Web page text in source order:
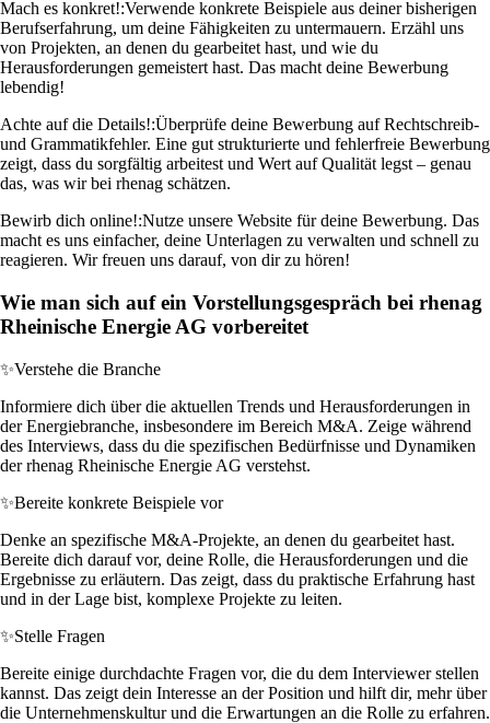
Mach es konkret!:Verwende konkrete Beispiele aus deiner bisherigen
Berufserfahrung, um deine Fähigkeiten zu untermauern. Erzähl uns
von Projekten, an denen du gearbeitet hast, und wie du
Herausforderungen gemeistert hast. Das macht deine Bewerbung
lebendig!
Achte auf die Details!:Überprüfe deine Bewerbung auf Rechtschreib-
und Grammatikfehler. Eine gut strukturierte und fehlerfreie Bewerbung
zeigt, dass du sorgfältig arbeitest und Wert auf Qualität legst – genau
das, was wir bei rhenag schätzen.
Bewirb dich online!:Nutze unsere Website für deine Bewerbung. Das
macht es uns einfacher, deine Unterlagen zu verwalten und schnell zu
reagieren. Wir freuen uns darauf, von dir zu hören!
Wie man sich auf ein Vorstellungsgespräch bei rhenag
Rheinische Energie AG vorbereitet
✨Verstehe die Branche
Informiere dich über die aktuellen Trends und Herausforderungen in
der Energiebranche, insbesondere im Bereich M&A. Zeige während
des Interviews, dass du die spezifischen Bedürfnisse und Dynamiken
der rhenag Rheinische Energie AG verstehst.
✨Bereite konkrete Beispiele vor
Denke an spezifische M&A-Projekte, an denen du gearbeitet hast.
Bereite dich darauf vor, deine Rolle, die Herausforderungen und die
Ergebnisse zu erläutern. Das zeigt, dass du praktische Erfahrung hast
und in der Lage bist, komplexe Projekte zu leiten.
✨Stelle Fragen
Bereite einige durchdachte Fragen vor, die du dem Interviewer stellen
kannst. Das zeigt dein Interesse an der Position und hilft dir, mehr über
die Unternehmenskultur und die Erwartungen an die Rolle zu erfahren.